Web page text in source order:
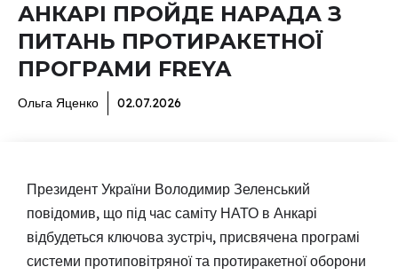
АНКАРІ ПРОЙДЕ НАРАДА З
ПИТАНЬ ПРОТИРАКЕТНОЇ
ПРОГРАМИ FREYA
Ольга Яценко 02.07.2026
Президент України Володимир Зеленський
повідомив, що під час саміту НАТО в Анкарі
відбудеться ключова зустріч, присвячена програмі
системи протиповітряної та протиракетної оборони